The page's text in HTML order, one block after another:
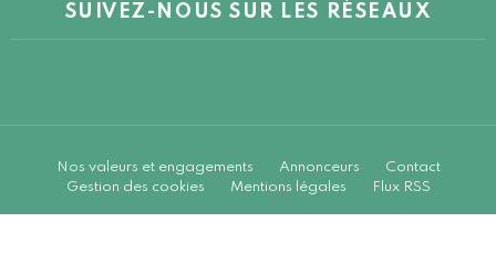
SUIVEZ-NOUS SUR LES RÉSEAUX
Nos valeurs et engagements Annonceurs
Contact
Gestion des cookies
Mentions légales Flux RSS